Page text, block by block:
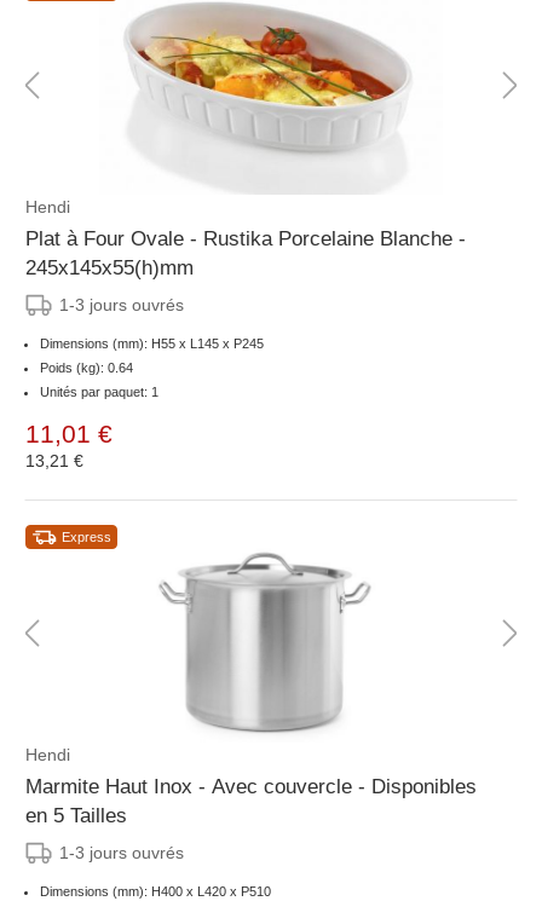
Hendi
Plat à Four Ovale - Rustika Porcelaine Blanche -
245x145x55(h)mm
1-3 jours ouvrés
Dimensions (mm): H55 x L145 x P245
Poids (kg): 0.64
Unités par paquet: 1
11,01 €
13,21 €
Express
Hendi
Marmite Haut Inox - Avec couvercle - Disponibles
en 5 Tailles
1-3 jours ouvrés
Dimensions (mm): H400 x L420 x P510